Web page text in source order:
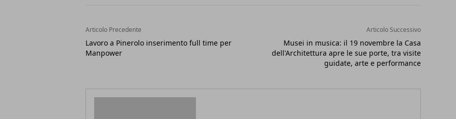
Articolo Precedente
Lavoro a Pinerolo inserimento full time per
Manpower
Articolo Successivo
Musei in musica: il 19 novembre la Casa
dell'Architettura apre le sue porte, tra visite
guidate, arte e performance